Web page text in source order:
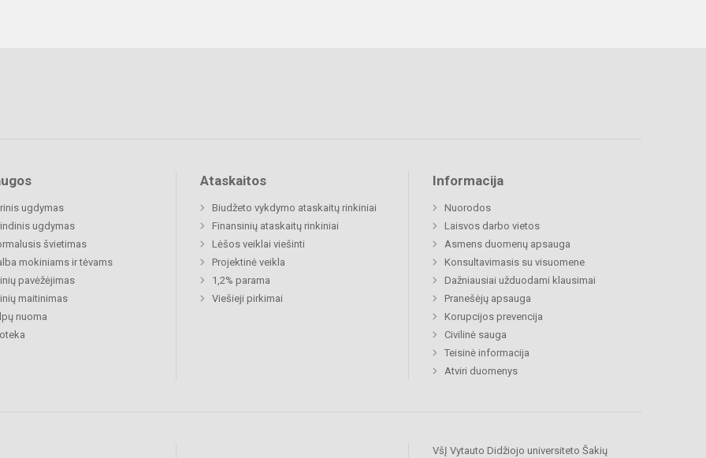
ugdymas
ugdymas
švietimas
mokiniams ir tėvams
pavėžėjimas
maitinimas
nuoma
Ataskaitos
Biudžeto vykdymo ataskaitų rinkiniai
Finansinių ataskaitų rinkiniai
Lėšos veiklai viešinti
Projektinė veikla
1,2% parama
Viešieji pirkimai
Informacija
Nuorodos
Laisvos darbo vietos
Asmens duomenų apsauga
Konsultavimasis su visuomene
Dažniausiai užduodami klausimai
Pranešėjų apsauga
Korupcijos prevencija
Civilinė sauga
Teisinė informacija
Atviri duomenys
VšĮ Vytauto Didžiojo universiteto Šakių